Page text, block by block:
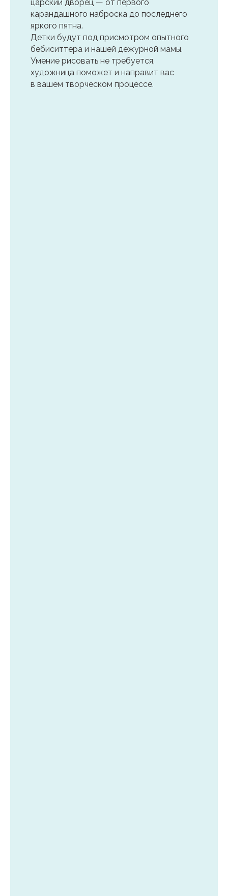
царский дворец — от первого
карандашного наброска до последнего
яркого пятна.
Детки будут под присмотром опытного
бебиситтера и нашей дежурной мамы.
Умение рисовать не требуется,
художница поможет и направит вас
в вашем творческом процессе.